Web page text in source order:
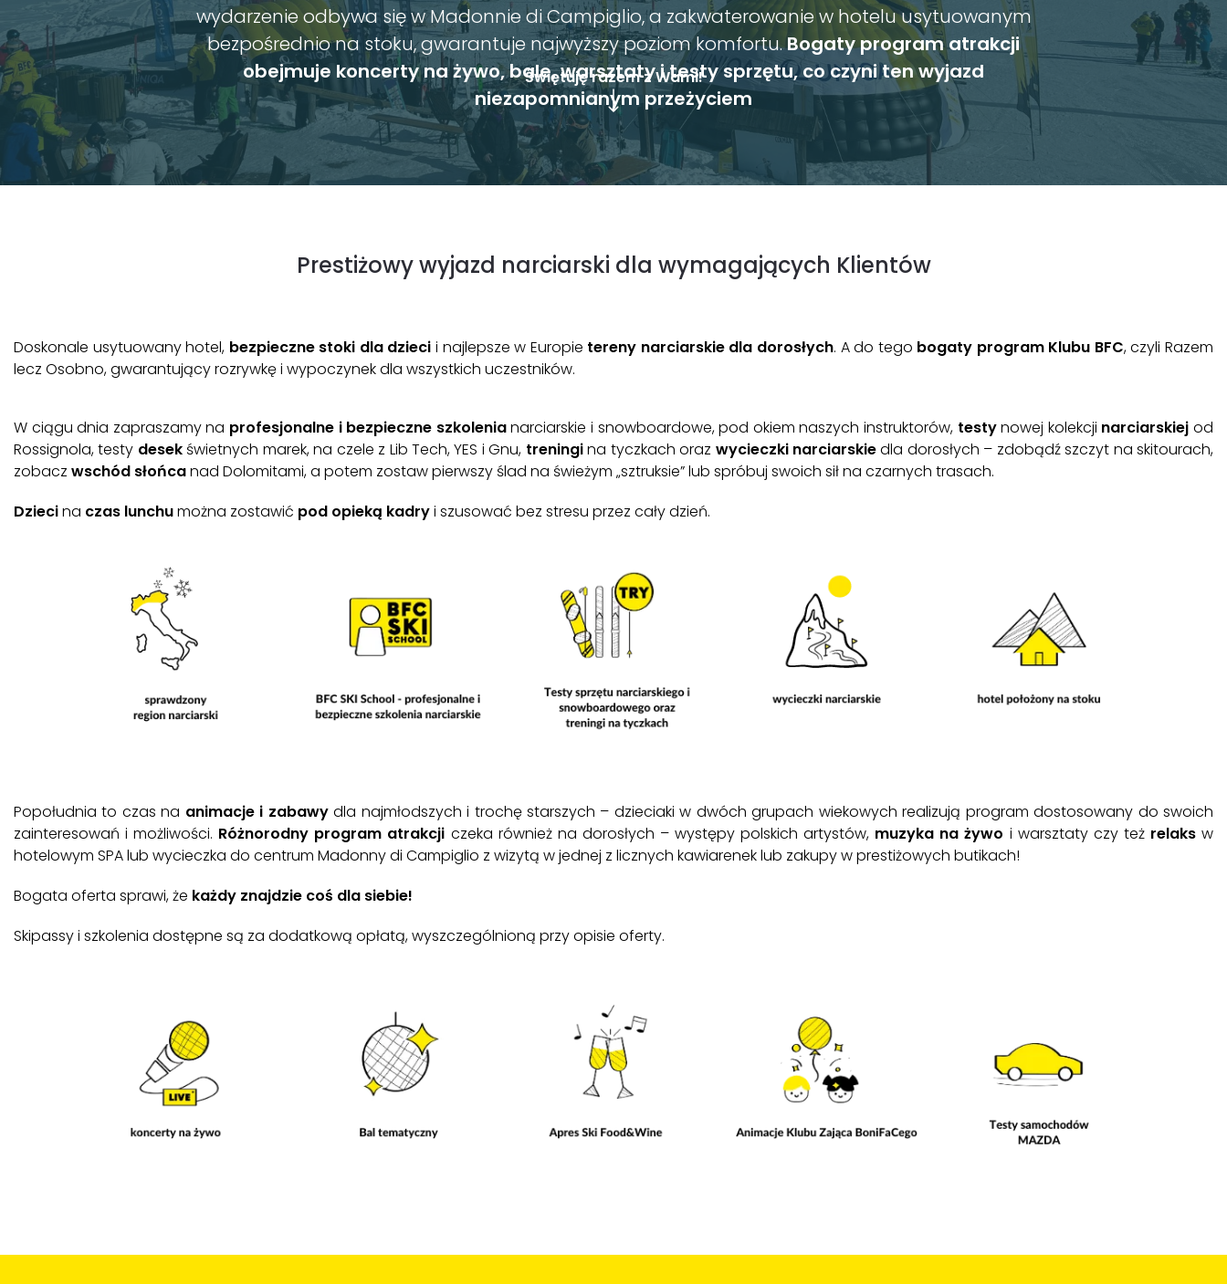
wydarzenie odbywa się w Madonnie di Campiglio, a zakwaterowanie w hotelu usytuowanym
bezpośrednio na stoku, gwarantuje najwyższy poziom komfortu.Bogaty program atrakcji
obejmuje koncerty na żywo, bale, warsztaty i testy sprzętu, co czyni ten wyjazd
niezapomnianym przeżyciem
Świętuję razem z Wami!
Prestiżowy wyjazd narciarski dla wymagających Klientów
Doskonale usytuowany hotel, bezpieczne stoki dla dzieci i najlepsze w Europie tereny narciarskie dla dorosłych. A do tego bogaty program Klubu BFC, czyli Razem
lecz Osobno, gwarantujący rozrywkę i wypoczynek dla wszystkich uczestników.
W ciągu dnia zapraszamy na profesjonalne i bezpieczne szkolenianarciarskie i snowboardowe, pod okiem naszych instruktorów, testynowej kolekcji narciarskiej od
Rossignola, testy desekświetnych marek, na czele z Lib Tech, YES i Gnu, treningina tyczkach oraz wycieczki narciarskiedla dorosłych – zdobądź szczyt na skitourach,
zobacz wschód słońcanad Dolomitami, a potem zostaw pierwszy ślad na świeżym „sztruksie” lub spróbuj swoich sił na czarnych trasach.
Dziecina czas lunchumożna zostawić pod opieką kadryi szusować bez stresu przez cały dzień.
Popołudnia to czas na animacje i zabawydla najmłodszych i trochę starszych – dzieciaki w dwóch grupach wiekowych realizują program dostosowany do swoich
zainteresowań i możliwości. Różnorodny program atrakcji czeka również na dorosłych – występy polskich artystów, muzyka na żywo i warsztaty czy też relaksw
hotelowym SPA lub wycieczka do centrum Madonny di Campiglio z wizytą w jednej z licznych kawiarenek lub zakupy w prestiżowych butikach!
Bogata oferta sprawi, że każdy znajdzie coś dla siebie!
Skipassy i szkolenia dostępne są za dodatkową opłatą, wyszczególnioną przy opisie oferty.